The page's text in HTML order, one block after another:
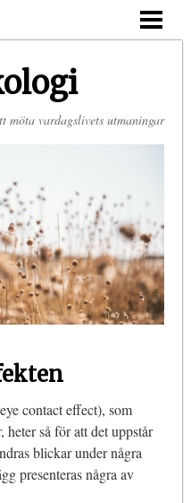
möta vardagslivets utmaningar
contact effect), som
så för att det uppstår
blickar under några
presenteras några av